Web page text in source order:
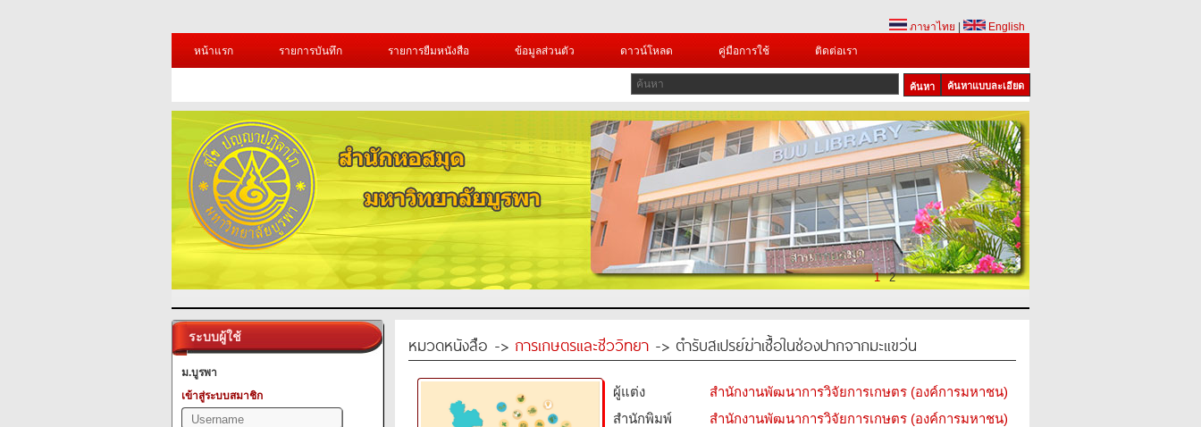
ภาษาไทย
English
หน้าแรก
รายการบันทึก รายการยืมหนังสือ ข้อมูลส่วนตัว ดาวน์โหลด คู่มือการใช้ ติดต่อเรา
ค้นหาแบบละเอียด
1 2
ระบบผู้ใช้
ม.บูรพา
เข้าสู่ระบบสมาชิก
หมวดหนังสือ -> การเกษตรและชีววิทยา -> ตำรับสเปรย์ฆ่าเชื้อในช่องปากจากมะแขว่น
ผู้แต่ง
สำนักงานพัฒนาการวิจัยการเกษตร (องค์การมหาชน)
สำนักพิมพ์
สำนักงานพัฒนาการวิจัยการเกษตร (องค์การมหาชน)